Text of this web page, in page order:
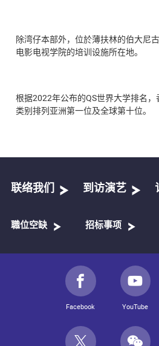
除湾仔本部外，位於薄扶林的伯大尼
电影电视学院的培训设施所在地。
根据2022年公布的QS世界大学排名
类别排列亚洲第一位及全球第十位。
联络我们 到访演艺
職位空缺 招标事项
Facebook YouTube